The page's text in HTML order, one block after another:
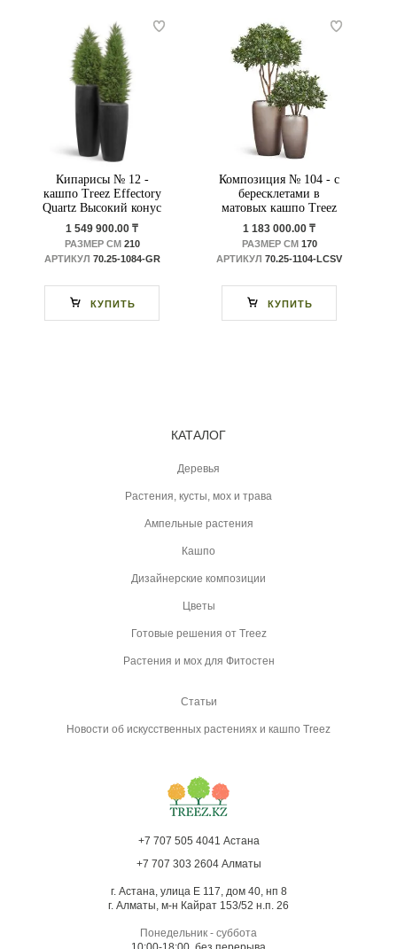
Кипарисы № 12 -
кашпо Treez Effectory
Quartz Высокий конус
Design
1 549 900.00 ₸
РАЗМЕР СМ210
АРТИКУЛ 70.25-1084-GR
КУПИТЬ
Композиция № 104 - с
бересклетами в
матовых кашпо Treez
Effectory Metal
1 183 000.00 ₸
РАЗМЕР СМ170
АРТИКУЛ 70.25-1104-LСSV
КУПИТЬ
КАТАЛОГ
Деревья
Растения, кусты, мох и трава
Ампельные растения
Кашпо
Дизайнерские композиции
Цветы
Готовые решения от Treez
Растения и мох для Фитостен
Статьи
Новости об искусственных растениях и кашпо Treez
+7 707 505 4041 Астана
+7 707 303 2604 Алматы
г. Астана, улица Е 117, дом 40, нп 8
г. Алматы, м-н Кайрат 153/52 н.п. 26
Понедельник - суббота